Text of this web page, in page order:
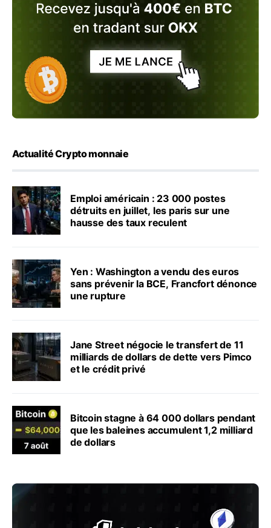
Actualité Crypto monnaie
Emploi américain : 23 000 postes
détruits en juillet, les paris sur une
hausse des taux reculent
Yen : Washington a vendu des euros
sans prévenir la BCE, Francfort dénonce
une rupture
Jane Street négocie le transfert de 11
milliards de dollars de dette vers Pimco
et le crédit privé
Bitcoin stagne à 64 000 dollars pendant
que les baleines accumulent 1,2 milliard
de dollars